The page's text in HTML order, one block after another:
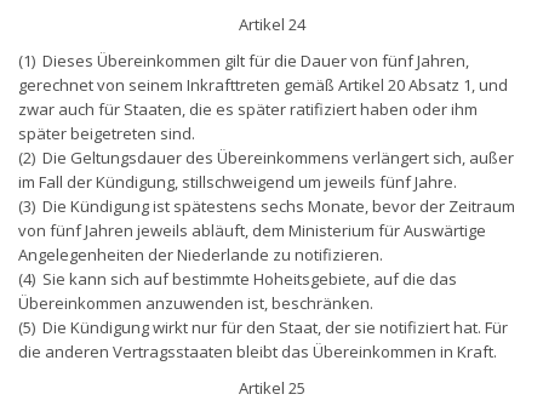
Artikel 24
(1) Dieses Übereinkommen gilt für die Dauer von fünf Jahren,
gerechnet von seinem Inkrafttreten gemäß Artikel 20 Absatz 1, und
zwar auch für Staaten, die es später ratifiziert haben oder ihm
später beigetreten sind.
(2) Die Geltungsdauer des Übereinkommens verlängert sich, außer
im Fall der Kündigung, stillschweigend um jeweils fünf Jahre.
(3) Die Kündigung ist spätestens sechs Monate, bevor der Zeitraum
von fünf Jahren jeweils abläuft, dem Ministerium für Auswärtige
Angelegenheiten der Niederlande zu notifizieren.
(4) Sie kann sich auf bestimmte Hoheitsgebiete, auf die das
Übereinkommen anzuwenden ist, beschränken.
(5) Die Kündigung wirkt nur für den Staat, der sie notifiziert hat. Für
die anderen Vertragsstaaten bleibt das Übereinkommen in Kraft.
Artikel 25